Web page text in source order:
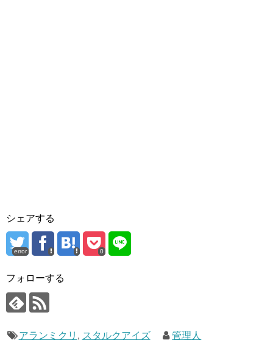
シェアする
error 0
フォローする
アランミクリ , スタルクアイズ 管理人